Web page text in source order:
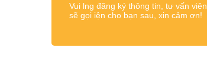
Vui lng đăng ký thông tin, tư vấn viên
sẽ gọi iện cho bạn sau, xin cảm ơn!